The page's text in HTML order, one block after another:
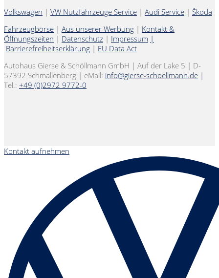
Volkswagen | VW Nutzfahrzeuge Service | Audi Service | Škoda
Fahrzeugbörse | Aus unserer Werbung | Kontakt &
Öffnungszeiten | Datenschutz | Impressum |
Barrierefreiheitserklärung | EU Data Act
Autohaus Gierse & Schöllmann GmbH | Auf der Lake 5 | D-
57392 Schmallenberg | eMail: info@gierse-schoellmann.de |
Tel.: +49 (0)2972 9772-0
Kontakt aufnehmen